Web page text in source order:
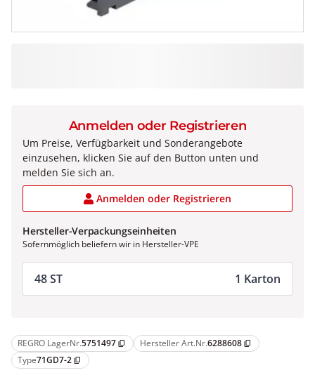
REGRO LagerNr.5751497 content_copy Hersteller Art.Nr.6288608 content_copy
Type71GD7-2 content_copy
Anmelden oder Registrieren
Um Preise, Verfügbarkeit und Sonderangebote
einzusehen, klicken Sie auf den Button unten und
melden Sie sich an.
Anmelden oder Registrieren
Hersteller-Verpackungseinheiten
Sofernmöglich beliefern wir in Hersteller-VPE
48 ST 1 Karton